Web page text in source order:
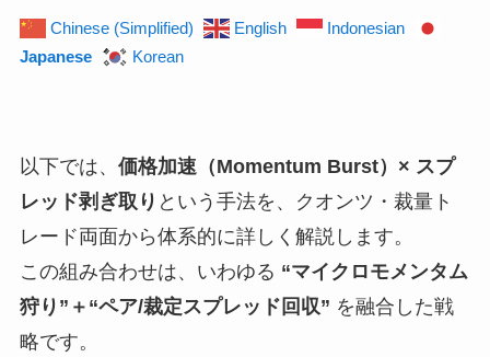
Chinese (Simplified) English
Indonesian
Japanese
Korean
以下では、 価格加速（Momentum Burst）× スプ
レッド剥ぎ取り という手法を、クオンツ・裁量ト
レード両面から体系的に詳しく解説します。
この組み合わせは、いわゆる “マイクロモメンタム
狩り”＋“ペア/裁定スプレッド回収” を融合した戦
略です。